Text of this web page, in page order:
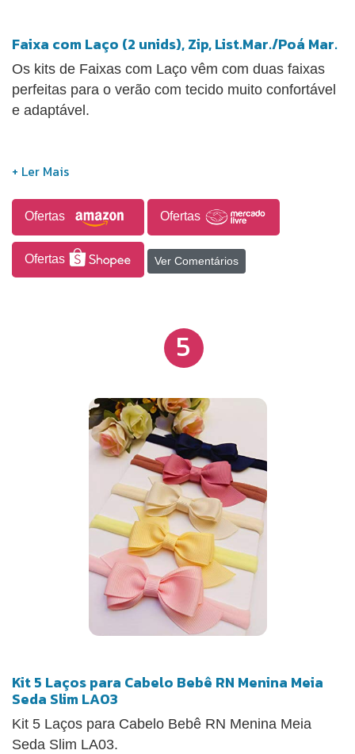
Faixa com Laço (2 unids), Zip, List.Mar./Poá Mar.
Os kits de Faixas com Laço vêm com duas faixas
perfeitas para o verão com tecido muito confortável
e adaptável.
Ofertas Ofertas
Ofertas Ver Comentários
5
Kit 5 Laços para Cabelo Bebê RN Menina Meia
Seda Slim LA03
Kit 5 Laços para Cabelo Bebê RN Menina Meia
Seda Slim LA03.